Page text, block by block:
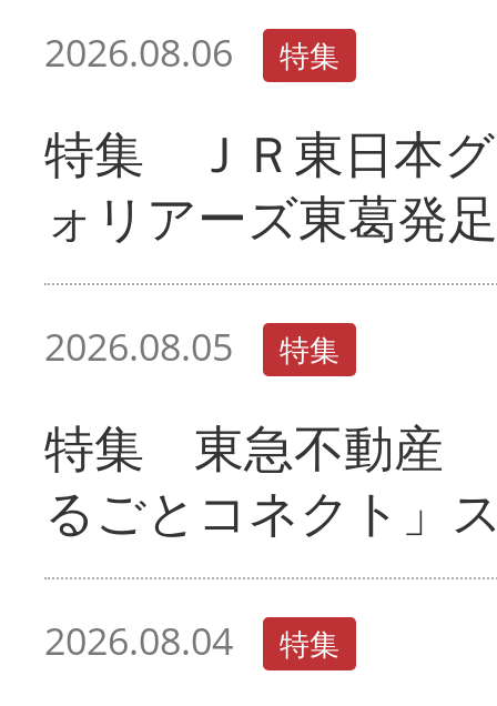
2026.08.06 特集
特集 ＪＲ東日本
ォリアーズ東葛発足
2026.08.05 特集
特集 東急不動産
るごとコネクト」
2026.08.04 特集